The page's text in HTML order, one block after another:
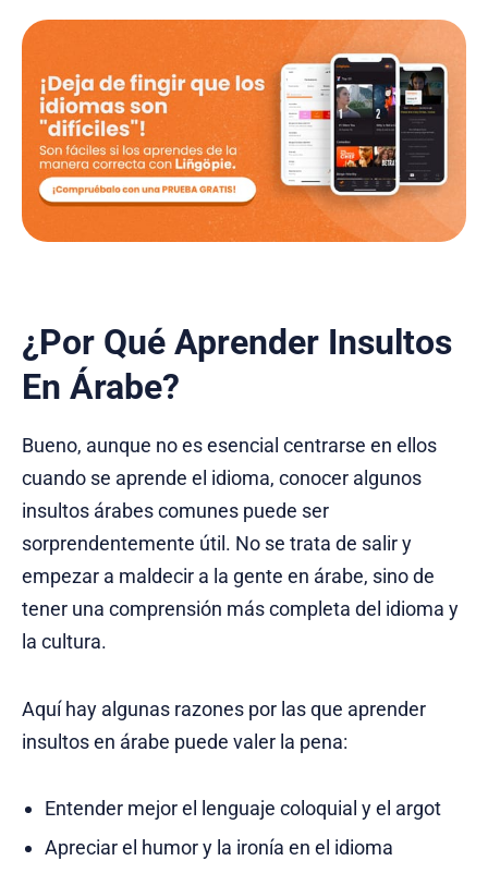
¿Por Qué Aprender Insultos
En Árabe?
Bueno, aunque no es esencial centrarse en ellos
cuando se aprende el idioma, conocer algunos
insultos árabes comunes puede ser
sorprendentemente útil. No se trata de salir y
empezar a maldecir a la gente en árabe, sino de
tener una comprensión más completa del idioma y
la cultura.
Aquí hay algunas razones por las que aprender
insultos en árabe puede valer la pena:
Entender mejor el lenguaje coloquial y el argot
Apreciar el humor y la ironía en el idioma